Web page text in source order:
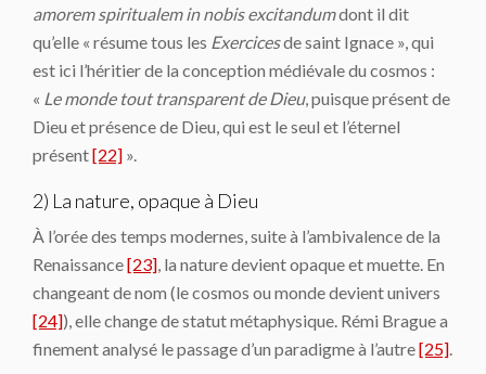
amorem spiritualem in nobis excitandumdont il dit
qu’elle « résume tous les Exercicesde saint Ignace », qui
est ici l’héritier de la conception médiévale du cosmos :
« Le monde tout transparent de Dieu, puisque présent de
Dieu et présence de Dieu, qui est le seul et l’éternel
présent[22] ».
2) La nature, opaque à Dieu
À l’orée des temps modernes, suite à l’ambivalence de la
Renaissance[23], la nature devient opaque et muette. En
changeant de nom (le cosmos ou monde devient univers
[24]), elle change de statut métaphysique. Rémi Brague a
finement analysé le passage d’un paradigme à l’autre[25].